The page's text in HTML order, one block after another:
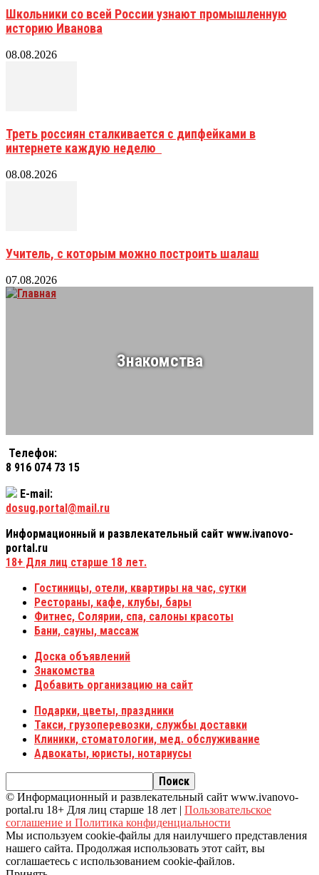
Школьники со всей России узнают промышленную
историю Иванова
08.08.2026
Треть россиян сталкивается с дипфейками в
интернете каждую неделю
08.08.2026
Учитель, с которым можно построить шалаш
07.08.2026
Знакомства
Телефон:
8 916 074 73 15
E-mail:
dosug.portal@mail.ru
Информационный и развлекательный сайт www.ivanovo-
portal.ru
18+ Для лиц старше 18 лет.
Гостиницы, отели, квартиры на час, сутки
Рестораны, кафе, клубы, бары
Фитнес, Солярии, спа, салоны красоты
Бани, сауны, массаж
Доска объявлений
Знакомства
Добавить организацию на сайт
Подарки, цветы, праздники
Такси, грузоперевозки, службы доставки
Клиники, стоматологии, мед. обслуживание
Адвокаты, юристы, нотариусы
© Информационный и развлекательный сайт www.ivanovo-
portal.ru 18+ Для лиц старше 18 лет | Пользовательское
соглашение и Политика конфиденциальности
Мы используем cookie-файлы для наилучшего представления
нашего сайта. Продолжая использовать этот сайт, вы
соглашаетесь с использованием cookie-файлов.